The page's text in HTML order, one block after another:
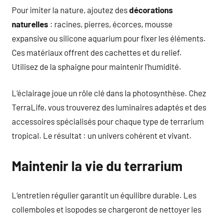
Pour imiter la nature, ajoutez desdécorations
naturelles : racines, pierres, écorces, mousse
expansive ou silicone aquarium pour fixer les éléments.
Ces matériaux offrent des cachettes et du relief.
Utilisez de la sphaigne pour maintenir l’humidité.
L’éclairage joue un rôle clé dans la photosynthèse. Chez
TerraLife, vous trouverez des luminaires adaptés et des
accessoires spécialisés pour chaque type de terrarium
tropical. Le résultat : un univers cohérent et vivant.
Maintenir la vie du terrarium
L’entretien régulier garantit un équilibre durable. Les
collemboles et isopodes se chargeront de nettoyer les